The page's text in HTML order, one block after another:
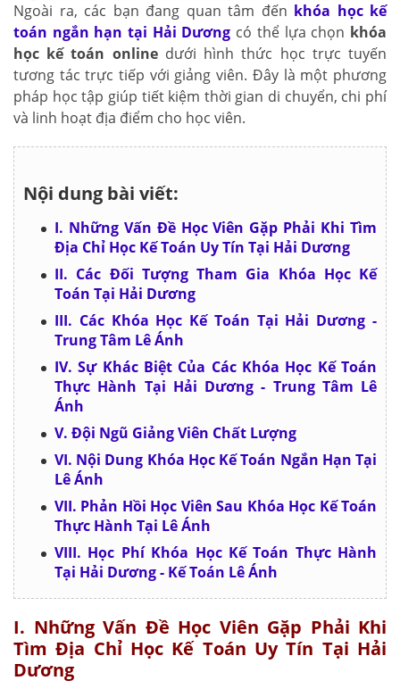
Ngoài ra, các bạn đang quan tâm đến khóa học kế
toán ngắn hạn tại Hải Dương có thể lựa chọn khóa
học kế toán onlinedưới hình thức học trực tuyến
tương tác trực tiếp với giảng viên. Đây là một phương
pháp học tập giúp tiết kiệm thời gian di chuyển, chi phí
và linh hoạt địa điểm cho học viên.
Nội dung bài viết:
I. Những Vấn Đề Học Viên Gặp Phải Khi Tìm
Địa Chỉ Học Kế Toán Uy Tín Tại Hải Dương
II. Các Đối Tượng Tham Gia Khóa Học Kế
Toán Tại Hải Dương
III. Các Khóa Học Kế Toán Tại Hải Dương -
Trung Tâm Lê Ánh
IV. Sự Khác Biệt Của Các Khóa Học Kế Toán
Thực Hành Tại Hải Dương - Trung Tâm Lê
Ánh
V. Đội Ngũ Giảng Viên Chất Lượng
VI. Nội Dung Khóa Học Kế Toán Ngắn Hạn Tại
Lê Ánh
VII. Phản Hồi Học Viên Sau Khóa Học Kế Toán
Thực Hành Tại Lê Ánh
VIII. Học Phí Khóa Học Kế Toán Thực Hành
Tại Hải Dương - Kế Toán Lê Ánh
I. Những Vấn Đề Học Viên Gặp Phải Khi
Tìm Địa Chỉ Học Kế Toán Uy Tín Tại Hải
Dương